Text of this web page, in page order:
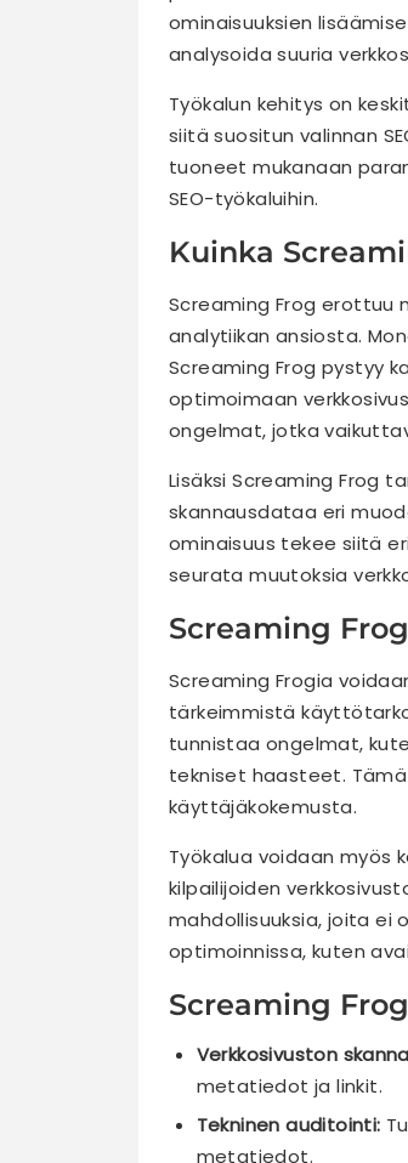
ominaisuuksien
analysoida suuria
Työkalun kehitys on
siitä suositun valinnan
tuoneet mukanaan
SEO-työkaluihin.
Kuinka
Screaming Frog erottuu
analytiikan ansiosta.
Screaming Frog pystyy
optimoimaan
ongelmat, jotka
Lisäksi Screaming Frog
skannausdataa eri
ominaisuus tekee siitä
seurata muutoksia
Screaming
Screaming Frogia
tärkeimmistä
tunnistaa ongelmat,
tekniset haasteet.
käyttäjäkokemusta.
Työkalua voidaan myös
kilpailijoiden
mahdollisuuksia, joita ei
optimoinnissa, kuten
Screaming
Verkkosivuston
metatiedot ja linkit.
Tekninen auditointi:
metatiedot.